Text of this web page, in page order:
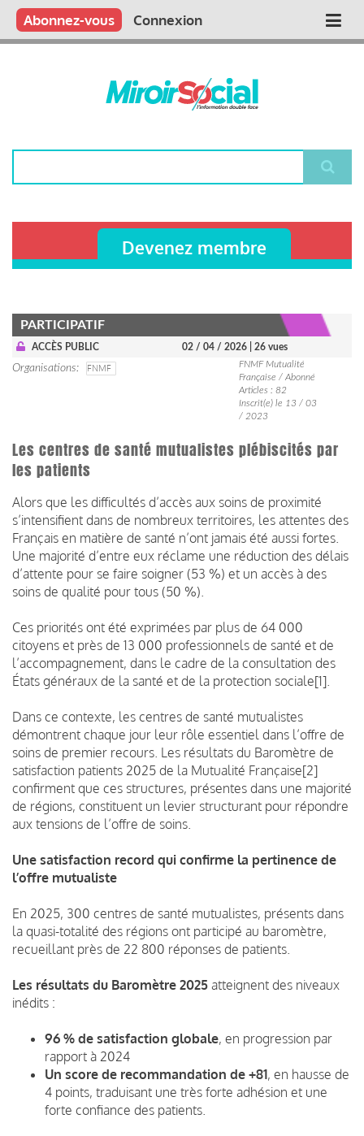
Aller
contenu
Main
Qui sommes nous ?
Vous publiez
Nous publions
Contactez-nous
Abonnez-vous Connexion
Devenez membre
PARTICIPATIF
ACCÈS PUBLIC 02 / 04 / 2026 | 26 vues
Organisations FNMF
FNMF Mutualité
Française / Abonné
Articles : 82
Inscrit(e) le 13 / 03
/ 2023
Les centres de santé mutualistes plébiscités par
les patients
Alors que les difficultés d’accès aux soins de proximité
s’intensifient dans de nombreux territoires, les attentes des
Français en matière de santé n’ont jamais été aussi fortes.
Une majorité d’entre eux réclame une réduction des délais
d’attente pour se faire soigner (53 %) et un accès à des
soins de qualité pour tous (50 %).
Ces priorités ont été exprimées par plus de 64 000
citoyens et près de 13 000 professionnels de santé et de
l’accompagnement, dans le cadre de la consultation des
États généraux de la santé et de la protection sociale[1].
Dans ce contexte, les centres de santé mutualistes
démontrent chaque jour leur rôle essentiel dans l’offre de
soins de premier recours. Les résultats du Baromètre de
satisfaction patients 2025 de la Mutualité Française[2]
confirment que ces structures, présentes dans une majorité
de régions, constituent un levier structurant pour répondre
aux tensions de l’offre de soins.
Une satisfaction record qui confirme la pertinence de
l’offre mutualiste
En 2025, 300 centres de santé mutualistes, présents dans
la quasi-totalité des régions ont participé au baromètre,
recueillant près de 22 800 réponses de patients.
Les résultats du Baromètre 2025 atteignent des niveaux
inédits :
96 % de satisfaction globale, en progression par
rapport à 2024
Un score de recommandation de +81, en hausse de
4 points, traduisant une très forte adhésion et une
forte confiance des patients.